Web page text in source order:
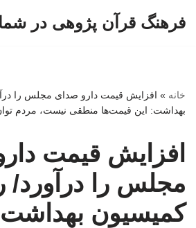
فرهنگ قرآن پژوهی در
خانه » افزایش قیمت دارو صدای مجلس را
بهداشت: این قیمت‌ها منطقی نیست، مردم
افزایش قیمت
مجلس را درآورد/
کمیسیون